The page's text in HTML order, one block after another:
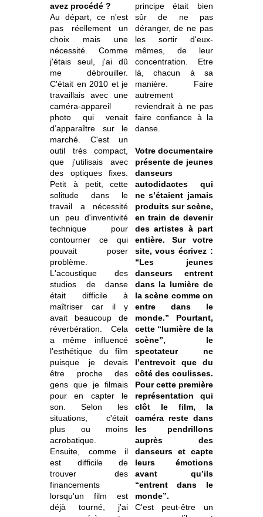
avez procédé ?
Au départ, ce n'est
pas réellement un
choix mais une
nécessité. Comme
j'étais seul, j'ai dû
me débrouiller.
C'était en 2010 et je
travaillais avec une
caméra-appareil
photo qui venait
d’apparaître sur le
marché. C'est un
outil très compact,
que j'utilisais avec
des optiques fixes.
Petit à petit, cette
solitude dans le
travail a nécessité
un peu d'inventivité
technique pour
contourner ce qui
pouvait poser
problème.
L'acoustique des
studios de danse
était difficile à
maîtriser car il y
avait beaucoup de
réverbération. Cela
a même influencé
l'esthétique du film
puisque je devais
être proche des
gens que je filmais
pour en capter le
son. Selon les
situations, c'était
plus ou moins
acrobatique.
Ensuite, comme il
est difficile de
trouver des
financements
lorsqu'un film est
déjà tourné, j'ai
principe était bien
sûr de ne pas
déranger, de ne pas
les sortir d'eux-
mêmes, de leur
concentration. Etre
là, chacun à sa
manière. Faire
autrement
reviendrait à ne pas
faire confiance à la
danse.
Votre documentaire
présente de jeunes
danseurs
autodidactes qui
ne s’étaient jamais
produits sur scène,
en train de devenir
des artistes à part
entière. Sur votre
site, vous écrivez :
“Les jeunes
danseurs entrent
dans la lumière de
la scène comme on
entre dans le
monde.” Pourtant,
cette “lumière de la
scène”, le
spectateur ne
l’entrevoit que du
côté des coulisses.
Pour cette première
représentation qui
clôt le film, la
caméra reste dans
les pendrillons
auprès des
danseurs et capte
leurs émotions
avant qu’ils
“entrent dans le
monde”.
C'est peut-être un